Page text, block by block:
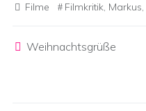
Filme Filmkritik, Markus,
Weihnachtsgrüße